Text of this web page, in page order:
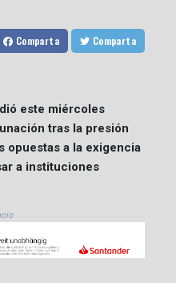
Comparta Comparta
este miércoles
tras la presión
opuestas a la exigencia
a instituciones